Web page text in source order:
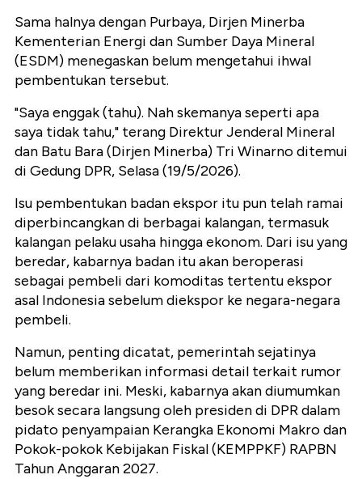
Sama halnya dengan Purbaya, Dirjen Minerba
Kementerian Energi dan Sumber Daya Mineral
(ESDM) menegaskan belum mengetahui ihwal
pembentukan tersebut.
"Saya enggak (tahu). Nah skemanya seperti apa
saya tidak tahu," terang Direktur Jenderal Mineral
dan Batu Bara (Dirjen Minerba) Tri Winarno ditemui
di Gedung DPR, Selasa (19/5/2026).
Isu pembentukan badan ekspor itu pun telah ramai
diperbincangkan di berbagai kalangan, termasuk
kalangan pelaku usaha hingga ekonom. Dari isu yang
beredar, kabarnya badan itu akan beroperasi
sebagai pembeli dari komoditas tertentu ekspor
asal Indonesia sebelum diekspor ke negara-negara
pembeli.
Namun, penting dicatat, pemerintah sejatinya
belum memberikan informasi detail terkait rumor
yang beredar ini. Meski, kabarnya akan diumumkan
besok secara langsung oleh presiden di DPR dalam
pidato penyampaian Kerangka Ekonomi Makro dan
Pokok-pokok Kebijakan Fiskal (KEMPPKF) RAPBN
Tahun Anggaran 2027.